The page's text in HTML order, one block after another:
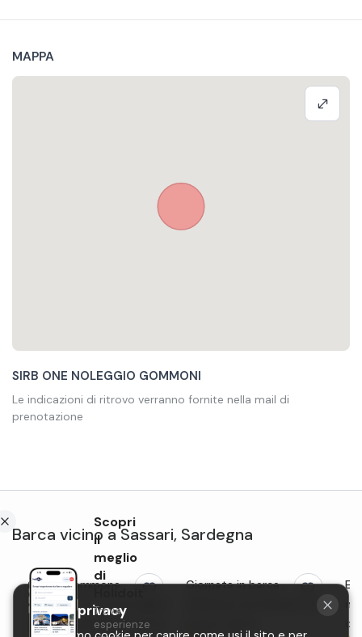
MAPPA
SIRB ONE NOLEGGIO GOMMONI
Le indicazioni di ritrovo verranno fornite nella mail di
prenotazione
Barca vicino aSassari, Sardegna
Gita in gommone
elettrico con soste bagno
all'Asinara da Porto Torres
Giornata in barca
Scopri
il
meglio
di
Trova
esperienze
La tua privacy